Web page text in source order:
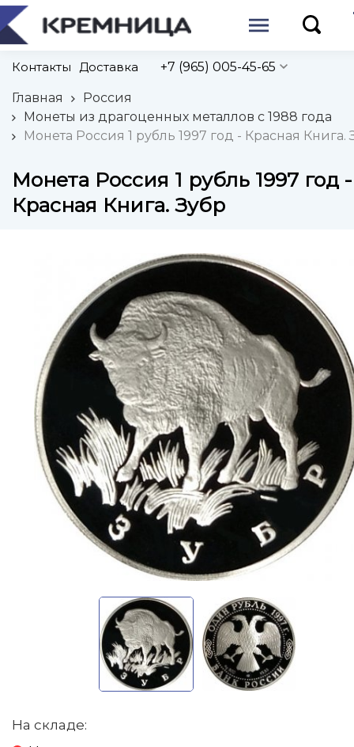
Контакты Доставка +7 (965) 005-45-65
Главная
Россия
Монеты из драгоценных металлов с 1988 года
Монета Россия 1 рубль 1997 год - Красная Книга.
Монета Россия 1 рубль 1997 год -
Красная Книга. Зубр
На складе: